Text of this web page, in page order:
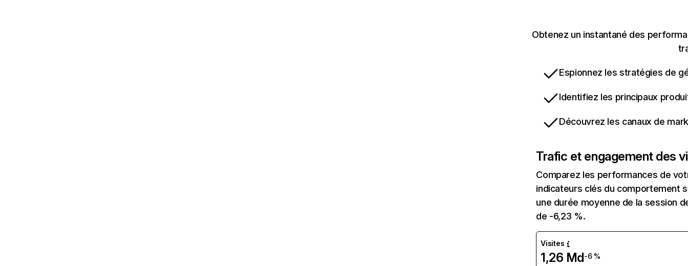
Obtenez un instantané des
Espionnez les stratégies de
Identifiez les principaux
Découvrez les canaux de
Trafic et engagement des
Comparez les performances de
indicateurs clés du comportement
une durée moyenne de la session
de -6,23 %.
Visites
1,26 Md-6 %